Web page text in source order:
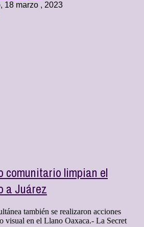
18 marzo , 2023
comunitario limpian el
a Juárez
también se realizaron acciones
visual en el Llano Oaxaca.- La Secret